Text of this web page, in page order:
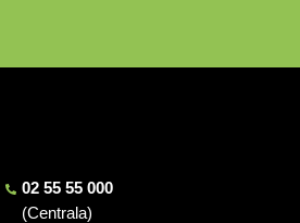
02 55 55 000
(Centrala)